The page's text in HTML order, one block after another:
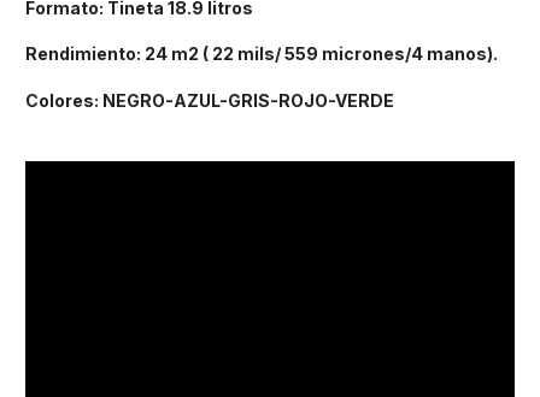
Formato: Tineta 18.9 litros
Rendimiento: 24 m2 ( 22 mils/ 559 micrones/4 manos).
Colores: NEGRO-AZUL-GRIS-ROJO-VERDE